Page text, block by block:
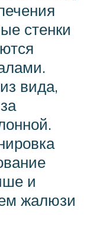
стенки
вида,
и
жалюзи